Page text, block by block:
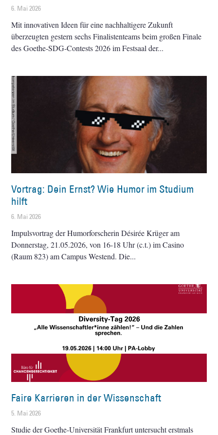
6. Mai 2026
Mit innovativen Ideen für eine nachhaltigere Zukunft
überzeugten gestern sechs Finalistenteams beim großen Finale
des Goethe-SDG-Contests 2026 im Festsaal der
Vortrag: Dein Ernst? Wie Humor im Studium
hilft
6. Mai 2026
Impulsvortrag der Humorforscherin Désirée Krüger am
Donnerstag, 21.05.2026, von 16-18 Uhr (c.t.) im Casino
(Raum 823) am Campus Westend. Die
Faire Karrieren in der Wissenschaft
5. Mai 2026
Studie der Goethe-Universität Frankfurt untersucht erstmals